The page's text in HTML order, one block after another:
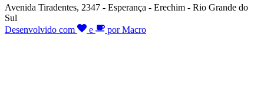
Avenida Tiradentes, 2347 - Esperança - Erechim - Rio Grande do
Sul
Desenvolvido com
e por Macro